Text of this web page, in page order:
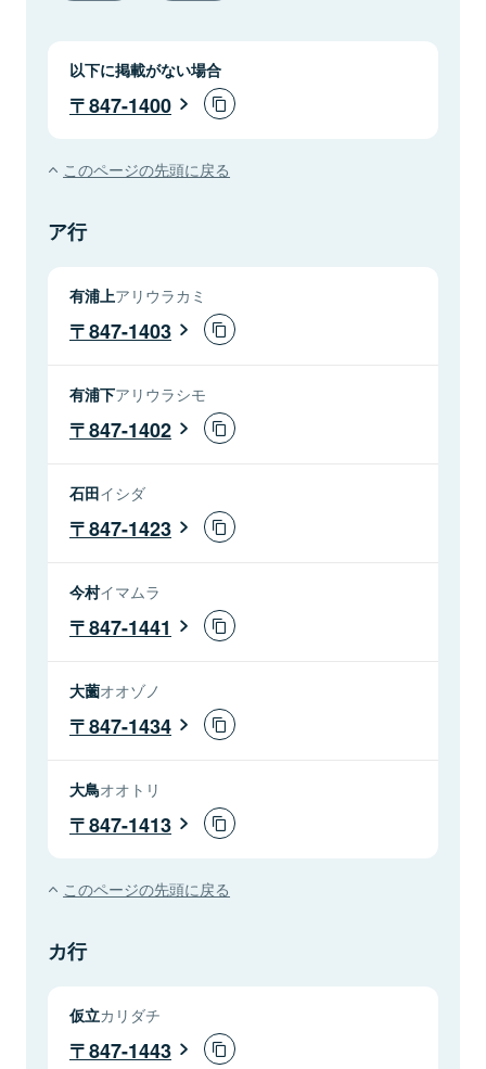
以下に掲載がない場合
847-1400
このページの先頭に戻る
ア行
有浦上アリウラカミ
847-1403
有浦下アリウラシモ
847-1402
石田イシダ
847-1423
今村イマムラ
847-1441
大薗オオゾノ
847-1434
大鳥オオトリ
847-1413
このページの先頭に戻る
カ行
仮立カリダチ
847-1443